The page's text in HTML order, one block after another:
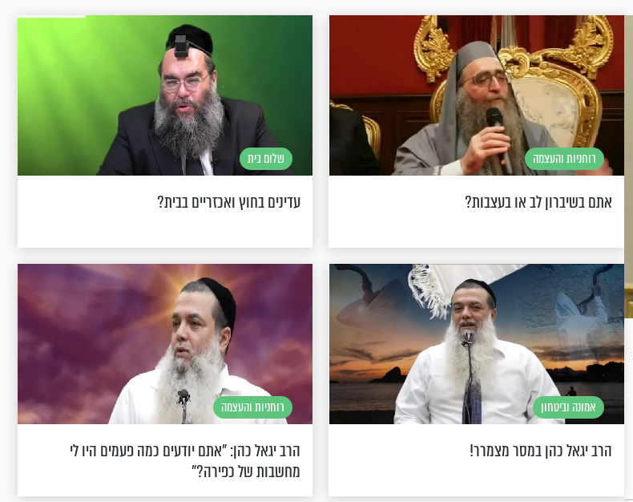
רוחניות והעצמה
אתם בשיברון לב או בעצבות?
שלום בית
עדינים בחוץ ואכזריים בבית?
אמונה וביטחון
הרב יגאל כהן במסר מצמרר!
רוחניות והעצמה
הרב יגאל כהן: "אתם יודעים כמה פעמים היו לי
מחשבות של כפירה?"